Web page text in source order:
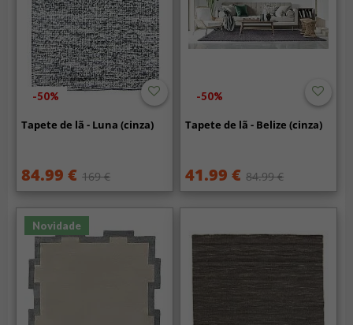
-50%
Tapete de lã - Luna (cinza)
84.99 € 169 €
-50%
Tapete de lã - Belize (cinza)
41.99 € 84.99 €
Novidade